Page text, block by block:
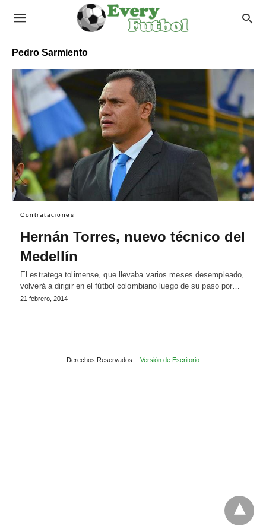
Pedro Sarmiento
Contrataciones
Hernán Torres, nuevo técnico del
Medellín
El estratega tolimense, que llevaba varios meses desempleado,
volverá a dirigir en el fútbol colombiano luego de su paso por…
21 febrero, 2014
Derechos Reservados. Versión de Escritorio